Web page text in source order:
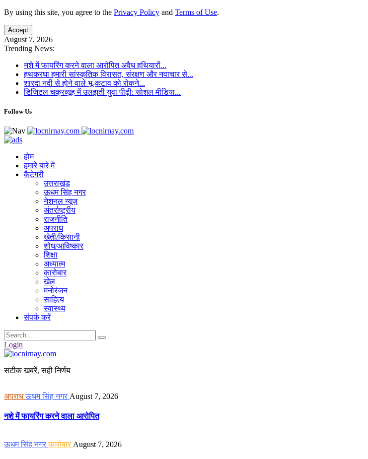
By using this site, you agree to the Privacy Policy and Terms of Use.
Accept
August 7, 2026
Trending News:
नशे में फायरिंग करने वाला आरोपित अवैध हथियारों...
हथकरघा हमारी सांस्कृतिक विरासत, संरक्षण और नवाचार से...
शारदा नदी से होने वाले भू-कटाव को रोकने...
डिजिटल चक्रव्यूह में उलझती युवा पीढ़ी: सोशल मीडिया...
Follow Us
होम
हमारे बारे में
कैटेगरी
उत्तराखंड
ऊधम सिंह नगर
नेशनल न्यूज़
अंतर्राष्ट्रीय
राजनीति
अपराध
खेती/किसानी
शोध/आविष्कार
शिक्षा
अध्यात्म
कारोबार
खेल
मनोरंजन
साहित्य
स्वास्थ्य
संपर्क करें
Login
सटीक खबरें, सही निर्णय
अपराध ऊधम सिंह नगर August 7, 2026
नशे में फायरिंग करने वाला आरोपित
ऊधम सिंह नगर कारोबार August 7, 2026